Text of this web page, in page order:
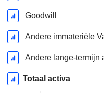
Goodwill
Andere immateriële
Andere lange-termijn
Totaal activa